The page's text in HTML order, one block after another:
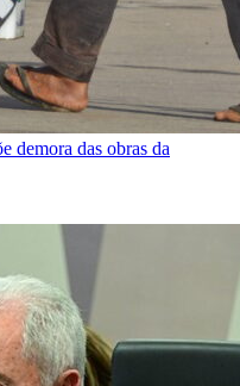
demora das obras da